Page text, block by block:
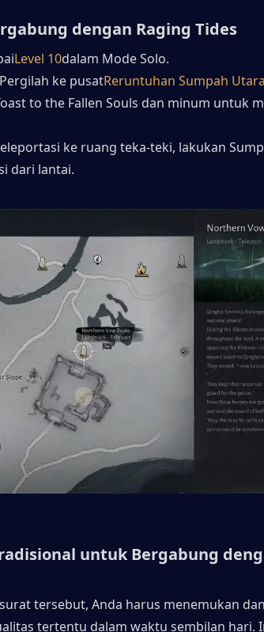
dengan Raging Tides
Level 10dalam Mode Solo.
ke pusatReruntuhan Sumpah
to the Fallen Souls dan minum untuk
ke ruang teka-teki, lakukan
dari lantai.
untuk Bergabung
tersebut, Anda harus menemukan
tertentu dalam waktu sembilan hari.